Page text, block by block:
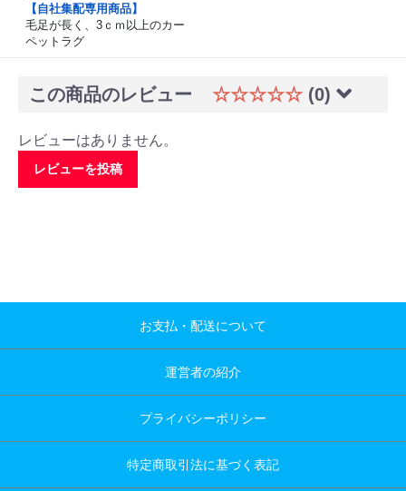
【自社集配専用商品】
毛足が長く、3ｃｍ以上のカー
ペットラグ
この商品のレビュー ☆☆☆☆☆ (0)
レビューはありません。
レビューを投稿
お支払・配送について
運営者の紹介
プライバシーポリシー
特定商取引法に基づく表記